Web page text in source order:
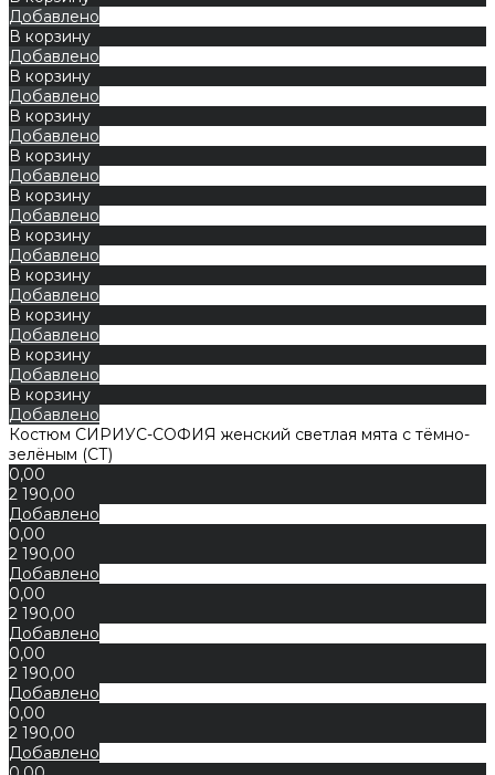
Добавлено
В корзину
Добавлено
В корзину
Добавлено
В корзину
Добавлено
В корзину
Добавлено
В корзину
Добавлено
В корзину
Добавлено
В корзину
Добавлено
В корзину
Добавлено
В корзину
Добавлено
В корзину
Добавлено
Костюм СИРИУС-СОФИЯ женский светлая мята с тёмно-
зелёным (СТ)
0,00
2 190,00
Добавлено
0,00
2 190,00
Добавлено
0,00
2 190,00
Добавлено
0,00
2 190,00
Добавлено
0,00
2 190,00
Добавлено